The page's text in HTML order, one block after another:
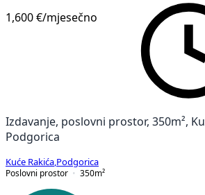
1,600 €/mjesečno
Izdavanje, poslovni prostor, 350m²,
Podgorica
Kuće Rakića Podgorica
Poslovni prostor
350m²